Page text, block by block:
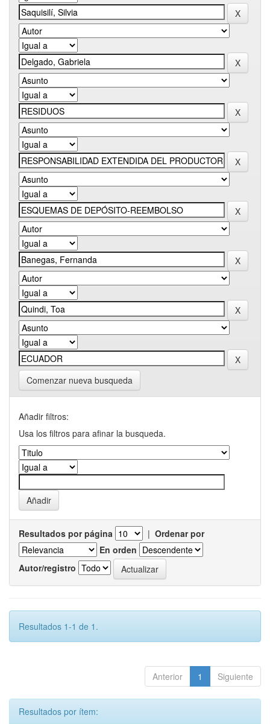
Comenzar nueva busqueda
Añadir filtros:
Usa los filtros para afinar la busqueda.
Resultados por página | Ordenar por
En orden
Autor/registro
Resultados 1-1 de 1.
Anterior 1 Siguiente
Resultados por ítem: